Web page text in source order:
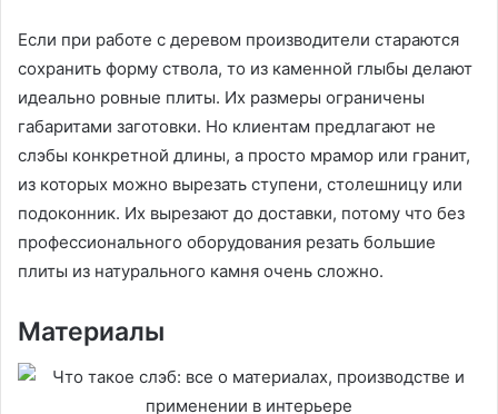
Если при работе с деревом производители стараются
сохранить форму ствола, то из каменной глыбы делают
идеально ровные плиты. Их размеры ограничены
габаритами заготовки. Но клиентам предлагают не
слэбы конкретной длины, а просто мрамор или гранит,
из которых можно вырезать ступени, столешницу или
подоконник. Их вырезают до доставки, потому что без
профессионального оборудования резать большие
плиты из натурального камня очень сложно.
Материалы